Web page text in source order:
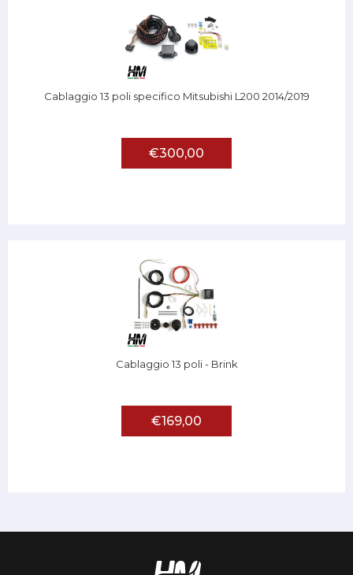
Cablaggio 13 poli specifico Mitsubishi L200 2014/2019
€300,00
Cablaggio 13 poli - Brink
€169,00